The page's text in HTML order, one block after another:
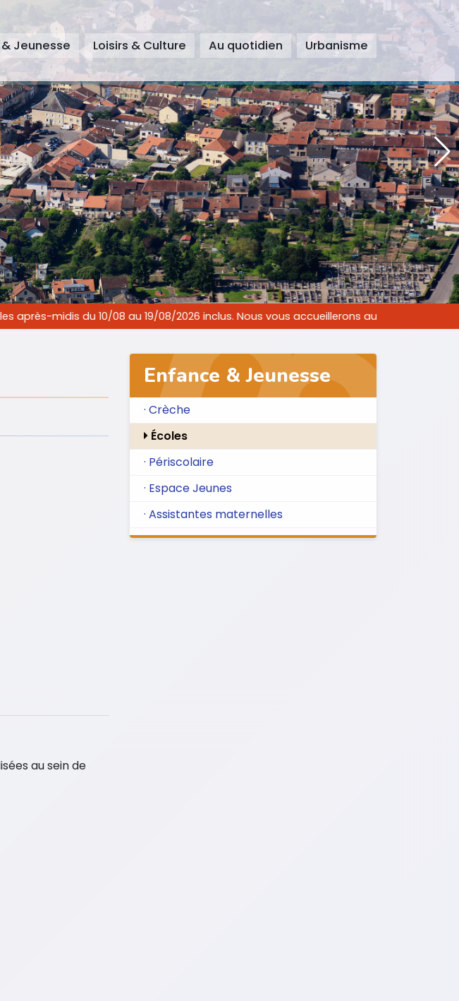
Jeunesse Loisirs & Culture Au quotidien Urbanisme
10/08 au 19/08/2026 inclus. Nous vous accueillerons aux horaires habituels
au sein de
Enfance & Jeunesse
· Crèche
Écoles
· Périscolaire
· Espace Jeunes
· Assistantes maternelles